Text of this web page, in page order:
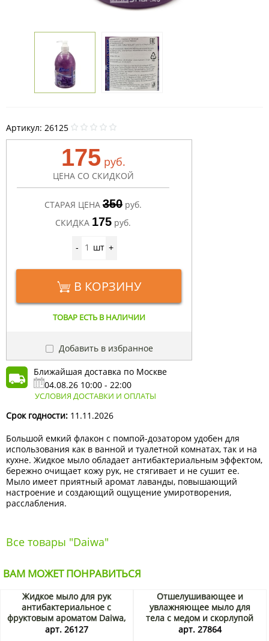
Артикул: 26125
175 руб.
ЦЕНА СО СКИДКОЙ
СТАРАЯ ЦЕНА 350 руб.
СКИДКА 175 руб.
- шт +
В КОРЗИНУ
ТОВАР ЕСТЬ В НАЛИЧИИ
Добавить в избранное
Ближайшая доставка по Москве
04.08.26 10:00 - 22:00
УСЛОВИЯ ДОСТАВКИ И ОПЛАТЫ
Срок годности: 11.11.2026
Большой емкий флакон с помпой-дозатором удобен для
использования как в ванной и туалетной комнатах, так и на
кухне. Жидкое мыло обладает антибактериальным эффектом,
бережно очищает кожу рук, не стягивает и не сушит ее.
Мыло имеет приятный аромат лаванды, повышающий
настроение и создающий ощущение умиротворения,
расслабления.
Все товары "Daiwa"
ВАМ МОЖЕТ ПОНРАВИТЬСЯ
Жидкое мыло для рук
антибактериальное с
фруктовым ароматом Daiwa,
Таиланд, 500 мл Акция
арт. 26127
Отшелушивающее и
увлажняющее мыло для
тела с медом и скорлупой
каштанов Honey Body Soap
арт. 27864